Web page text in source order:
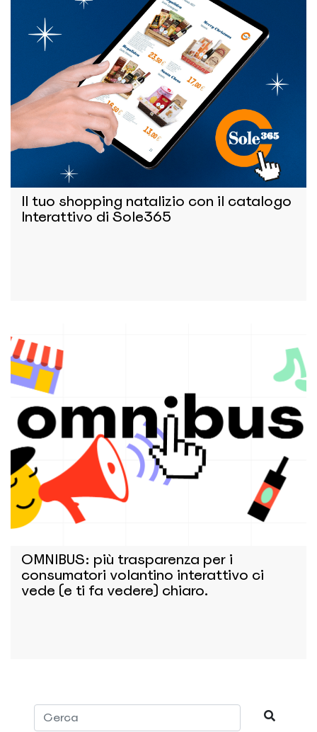
Il tuo shopping natalizio con il catalogo
Interattivo di Sole365
OMNIBUS: più trasparenza per i
consumatori volantino interattivo ci
vede (e ti fa vedere) chiaro.